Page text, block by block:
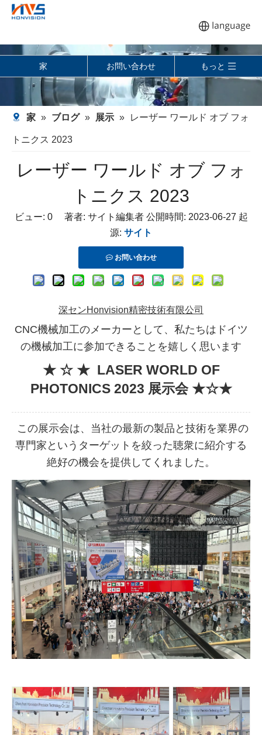
家 お問い合わせ もっと
家 » ブログ » 展示 » レーザー ワールド オブ フォ
トニクス 2023
レーザー ワールド オブ フォ
トニクス 2023
ビュー: 0著者: サイト編集者 公開時間: 2023-06-27 起
源: サイト
お問い合わせ
深センHonvision精密技術有限公司
CNC機械加工のメーカーとして、私たちはドイツ
の機械加工に参加できることを嬉しく思います
★ ☆ ★ LASER WORLD OF
PHOTONICS 2023 展示会 ★☆★
この展示会は、当社の最新の製品と技術を業界の
専門家というターゲットを絞った聴衆に紹介する
絶好の機会を提供してくれました。